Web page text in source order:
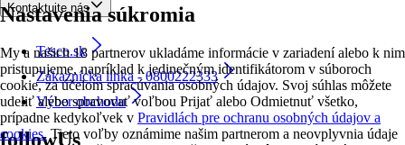
Nastavenia súkromia
My a našich 18 partnerov ukladáme informácie v zariadení alebo k nim
pristupujeme, napríklad k jedinečným identifikátorom v súboroch
cookie, za účelom spracúvania osobných údajov. Svoj súhlas môžete
udeliť alebo spravovať voľbou Prijať alebo Odmietnuť všetko,
prípadne kedykoľvek v Pravidlách pre ochranu osobných údajov a
cookies. Tieto voľby oznámime našim partnerom a neovplyvnia údaje
Kontaktujte nás
Tesco.sk
Zákaznícka linka - 0800222333
Výber obchodu
followUs